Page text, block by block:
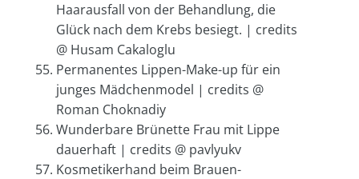
Haarausfall von der Behandlung, die
Glück nach dem Krebs besiegt. | credits
@ Husam Cakaloglu
Permanentes Lippen-Make-up für ein
junges Mädchenmodel | credits @
Roman Choknadiy
Wunderbare Brünette Frau mit Lippe
dauerhaft | credits @ pavlyukv
Kosmetikerhand beim Brauen-